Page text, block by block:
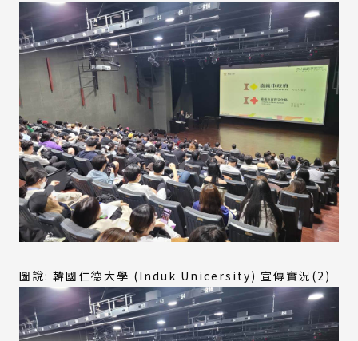
圖說: 韓國仁德大學 (Induk Unicersity) 宣傳實況(2)